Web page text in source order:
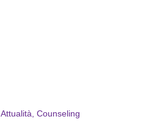
Attualità, Counseling